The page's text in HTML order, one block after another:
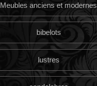
Meubles anciens et modernes
bibelots
lustres